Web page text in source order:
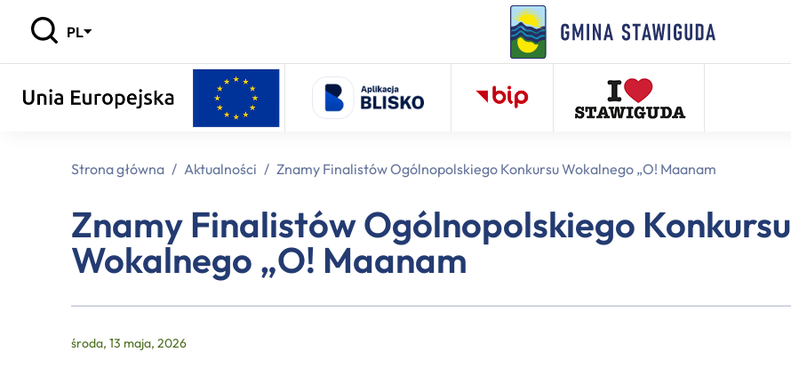
PL
Strona główna / Aktualności / Znamy Finalistów Ogólnopolskiego Konkursu Wokalnego „O! Maanam
Znamy Finalistów Ogólnopolskiego Konkursu
Wokalnego „O! Maanam
środa, 13 maja, 2026